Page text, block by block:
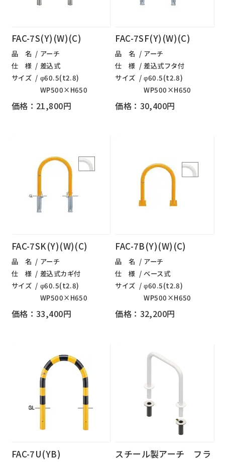
FAC-7S(Y)(W)(C)
品 名
アーチ
仕 様
差込式
サイズ
φ60.5(t2.8)
WP500×H650
価格：21,800円
FAC-7SF(Y)(W)(C)
品 名
アーチ
仕 様
差込式フタ付
サイズ
φ60.5(t2.8)
WP500×H650
価格：30,400円
FAC-7SK(Y)(W)(C)
品 名
アーチ
仕 様
差込式カギ付
サイズ
φ60.5(t2.8)
WP500×H650
価格：33,400円
FAC-7B(Y)(W)(C)
品 名
アーチ
仕 様
ベース式
サイズ
φ60.5(t2.8)
WP500×H650
価格：32,200円
FAC-7U(YB)
スチール製アーチ フラ